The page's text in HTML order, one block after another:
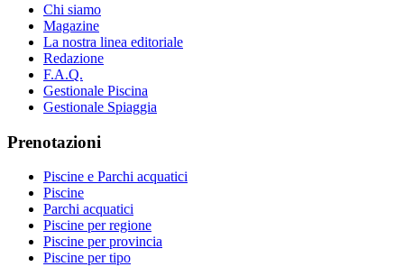
Chi siamo
Magazine
La nostra linea editoriale
Redazione
F.A.Q.
Gestionale Piscina
Gestionale Spiaggia
Prenotazioni
Piscine e Parchi acquatici
Piscine
Parchi acquatici
Piscine per regione
Piscine per provincia
Piscine per tipo